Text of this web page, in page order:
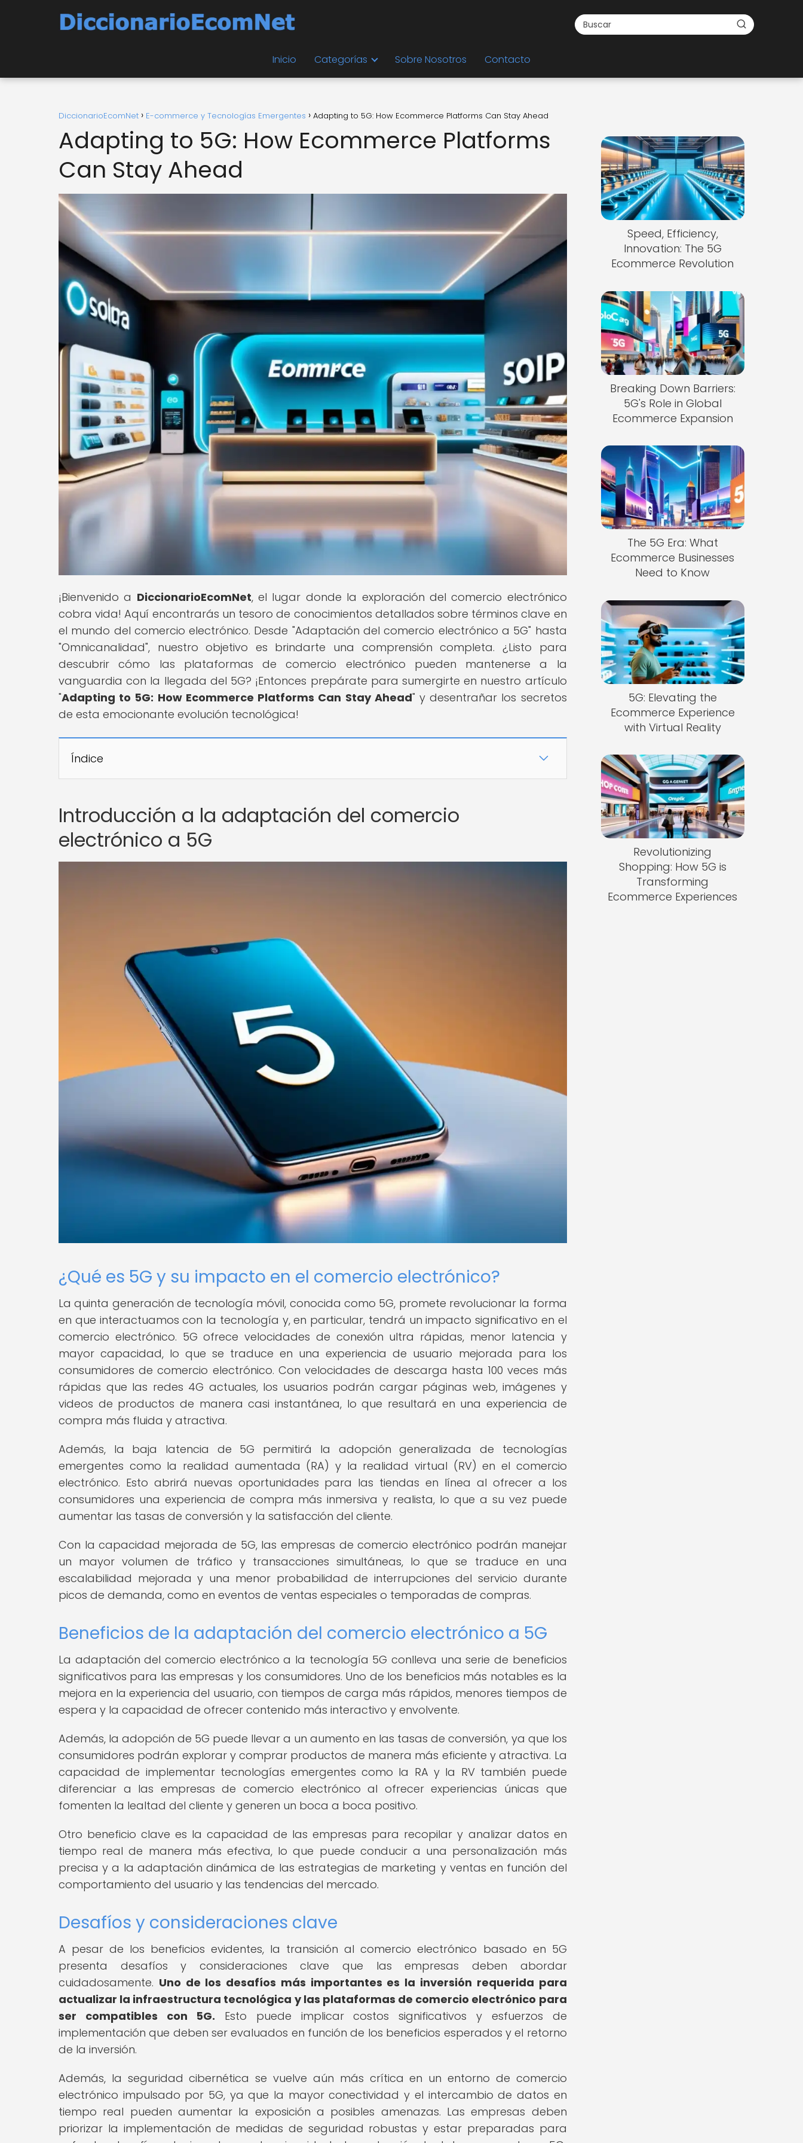
Inicio Categorías Sobre Nosotros Contacto
DiccionarioEcomNet E-commerce y Tecnologías Emergentes Adapting to 5G: How Ecommerce Platforms Can Stay Ahead
Adapting to 5G: How Ecommerce Platforms
Can Stay Ahead
¡Bienvenido a DiccionarioEcomNet, el lugar donde la exploración del comercio electrónico
cobra vida! Aquí encontrarás un tesoro de conocimientos detallados sobre términos clave en
el mundo del comercio electrónico. Desde "Adaptación del comercio electrónico a 5G" hasta
"Omnicanalidad", nuestro objetivo es brindarte una comprensión completa. ¿Listo para
descubrir cómo las plataformas de comercio electrónico pueden mantenerse a la
vanguardia con la llegada del 5G? ¡Entonces prepárate para sumergirte en nuestro artículo
"Adapting to 5G: How Ecommerce Platforms Can Stay Ahead" y desentrañar los secretos
de esta emocionante evolución tecnológica!
Índice
Introducción a la adaptación del comercio
electrónico a 5G
¿Qué es 5G y su impacto en el comercio electrónico?
La quinta generación de tecnología móvil, conocida como 5G, promete revolucionar la forma
en que interactuamos con la tecnología y, en particular, tendrá un impacto significativo en el
comercio electrónico. 5G ofrece velocidades de conexión ultra rápidas, menor latencia y
mayor capacidad, lo que se traduce en una experiencia de usuario mejorada para los
consumidores de comercio electrónico. Con velocidades de descarga hasta 100 veces más
rápidas que las redes 4G actuales, los usuarios podrán cargar páginas web, imágenes y
videos de productos de manera casi instantánea, lo que resultará en una experiencia de
compra más fluida y atractiva.
Además, la baja latencia de 5G permitirá la adopción generalizada de tecnologías
emergentes como la realidad aumentada (RA) y la realidad virtual (RV) en el comercio
electrónico. Esto abrirá nuevas oportunidades para las tiendas en línea al ofrecer a los
consumidores una experiencia de compra más inmersiva y realista, lo que a su vez puede
aumentar las tasas de conversión y la satisfacción del cliente.
Con la capacidad mejorada de 5G, las empresas de comercio electrónico podrán manejar
un mayor volumen de tráfico y transacciones simultáneas, lo que se traduce en una
escalabilidad mejorada y una menor probabilidad de interrupciones del servicio durante
picos de demanda, como en eventos de ventas especiales o temporadas de compras.
Beneficios de la adaptación del comercio electrónico a 5G
La adaptación del comercio electrónico a la tecnología 5G conlleva una serie de beneficios
significativos para las empresas y los consumidores. Uno de los beneficios más notables es la
mejora en la experiencia del usuario, con tiempos de carga más rápidos, menores tiempos de
espera y la capacidad de ofrecer contenido más interactivo y envolvente.
Además, la adopción de 5G puede llevar a un aumento en las tasas de conversión, ya que los
consumidores podrán explorar y comprar productos de manera más eficiente y atractiva. La
capacidad de implementar tecnologías emergentes como la RA y la RV también puede
diferenciar a las empresas de comercio electrónico al ofrecer experiencias únicas que
fomenten la lealtad del cliente y generen un boca a boca positivo.
Otro beneficio clave es la capacidad de las empresas para recopilar y analizar datos en
tiempo real de manera más efectiva, lo que puede conducir a una personalización más
precisa y a la adaptación dinámica de las estrategias de marketing y ventas en función del
comportamiento del usuario y las tendencias del mercado.
Desafíos y consideraciones clave
A pesar de los beneficios evidentes, la transición al comercio electrónico basado en 5G
presenta desafíos y consideraciones clave que las empresas deben abordar
cuidadosamente. Uno de los desafíos más importantes es la inversión requerida para
actualizar la infraestructura tecnológica y las plataformas de comercio electrónico para
ser compatibles con 5G. Esto puede implicar costos significativos y esfuerzos de
implementación que deben ser evaluados en función de los beneficios esperados y el retorno
de la inversión.
Además, la seguridad cibernética se vuelve aún más crítica en un entorno de comercio
electrónico impulsado por 5G, ya que la mayor conectividad y el intercambio de datos en
tiempo real pueden aumentar la exposición a posibles amenazas. Las empresas deben
priorizar la implementación de medidas de seguridad robustas y estar preparadas para
Speed, Efficiency,
Innovation: The 5G
Ecommerce Revolution
Breaking Down Barriers:
5G's Role in Global
Ecommerce Expansion
The 5G Era: What
Ecommerce Businesses
Need to Know
5G: Elevating the
Ecommerce Experience
with Virtual Reality
Revolutionizing
Shopping: How 5G is
Transforming
Ecommerce Experiences